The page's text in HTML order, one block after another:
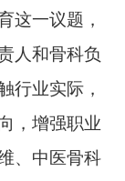
一议题，
人和骨科负
行业实际，
，增强职业
、中医骨科